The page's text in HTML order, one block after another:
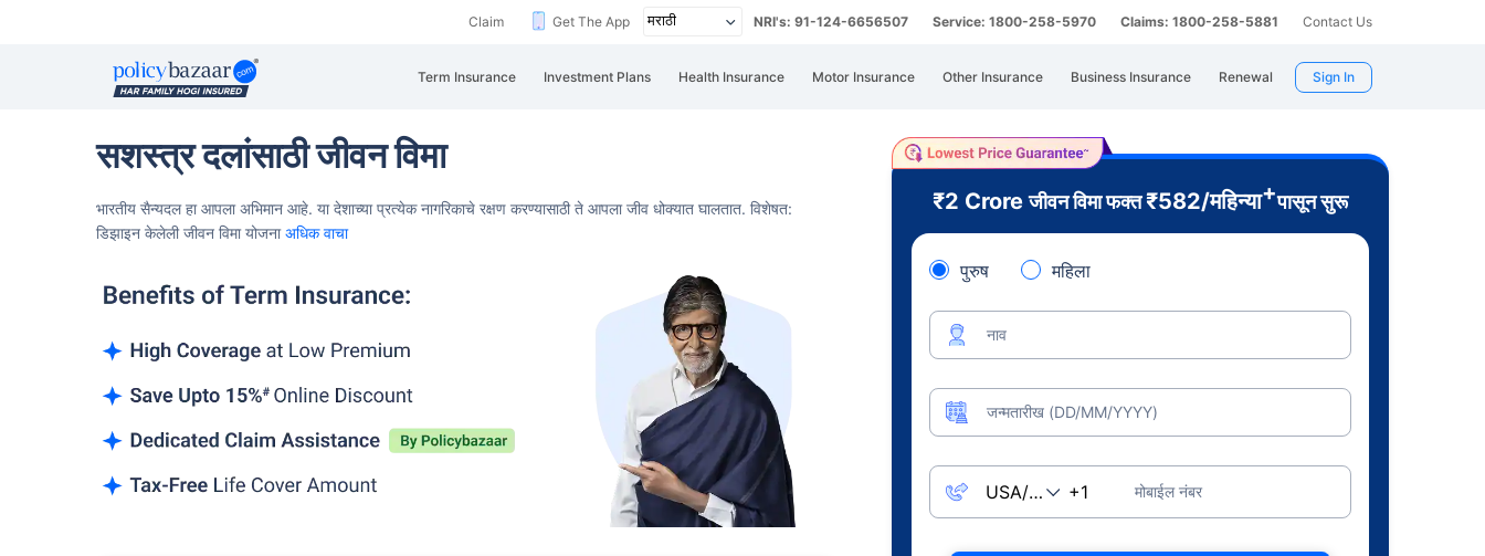
Claim Get The App NRI's: 91-124-6656507 Service: 1800-258-5970 Claims: 1800-258-5881 Contact Us
Term Insurance Investment Plans Health Insurance Motor Insurance Other Insurance Business Insurance Renewal Sign In
सशस्त्र दलांसाठी जीवन विमा
भारतीय सैन्यदल हा आपला अभिमान आहे. यादेशाच्या प्रत्येक नागरिकाचे रक्षण करण्यासाठी ते आपला जीव धोक्यात घालतात. विशेषत:
डिझाइन केलेली जीवन विमा योजनाअधिक वाचा
₹2 Croreजीवन विमा फक्त₹582/महिन्या+पासून सुरू
पुरुष महिला
नाव
जन्मतारीख (DD/MM/YYYY)
मोबाईल नंबर